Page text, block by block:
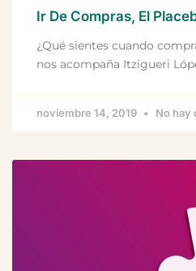
Ir De Compras, El
¿Qué sientes cuando
nos acompaña Itzigueri
noviembre 14, 2019 No hay